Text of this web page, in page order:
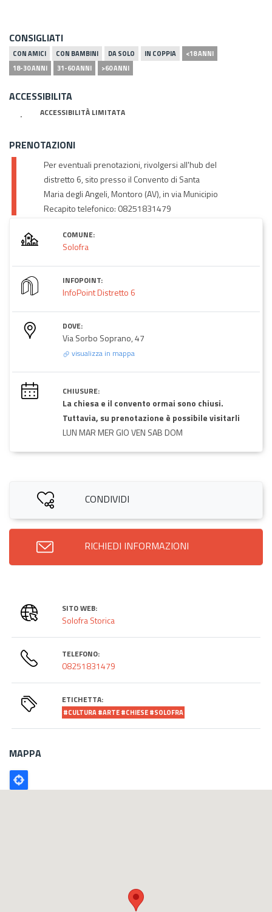
CONSIGLIATI
CON AMICI CON BAMBINI DA SOLO IN COPPIA
<18 ANNI
18-30 ANNI
31-60 ANNI >60 ANNI
ACCESSIBILITA
ACCESSIBILITÀ LIMITATA
PRENOTAZIONI
Per eventuali prenotazioni, rivolgersi all'hub del
distretto 6, sito presso il Convento di Santa
Maria degli Angeli, Montoro (AV), in via Municipio
Recapito telefonico: 08251831479
COMUNE:
Solofra
INFOPOINT:
InfoPoint Distretto 6
DOVE:
Via Sorbo Soprano, 47
visualizza in mappa
CHIUSURE:
La chiesa e il convento ormai sono chiusi.
Tuttavia, su prenotazione è possibile visitarli
LUN MAR MER GIO VEN SAB DOM
CONDIVIDI
RICHIEDI INFORMAZIONI
SITO WEB:
Solofra Storica
TELEFONO:
08251831479
ETICHETTA:
#CULTURA #ARTE #CHIESE #SOLOFRA
MAPPA
Poligono
GEO